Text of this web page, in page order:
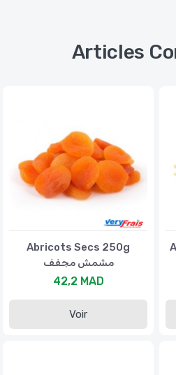
Articles
Abricots Secs 250g
مشمش مجفف
42,2 MAD
Voir